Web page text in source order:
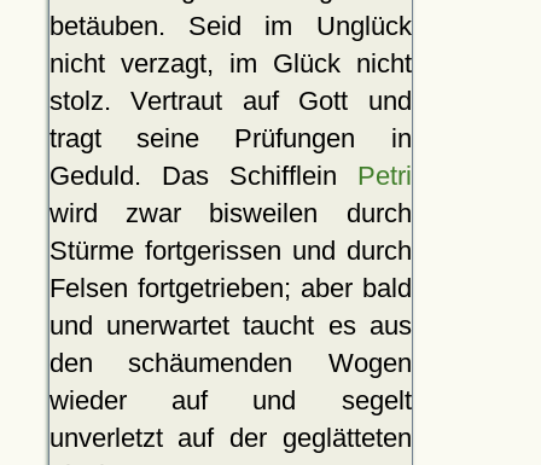
betäuben. Seid im Unglück
nicht verzagt, im Glück nicht
stolz. Vertraut auf Gott und
tragt seine Prüfungen in
Geduld. Das Schifflein Petri
wird zwar bisweilen durch
Stürme fortgerissen und durch
Felsen fortgetrieben; aber bald
und unerwartet taucht es aus
den schäumenden Wogen
wieder auf und segelt
unverletzt auf der geglätteten